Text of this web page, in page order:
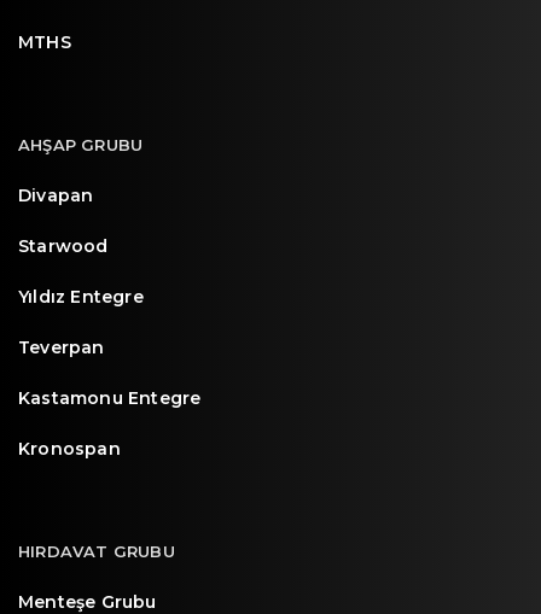
MTHS
AHŞAP GRUBU
Divapan
Starwood
Yıldız Entegre
Teverpan
Kastamonu Entegre
Kronospan
HIRDAVAT GRUBU
Menteşe Grubu